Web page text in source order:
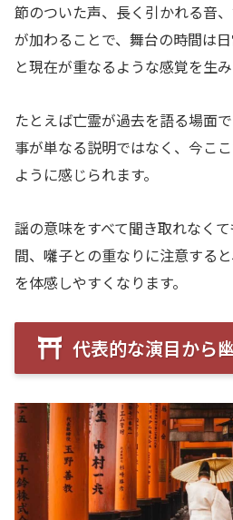
節のついた声、長く引かれる音
が加わることで、舞台の時間は
と現在が重なるような感覚を生み
たとえば亡霊が過去を語る場面
事が単なる説明ではなく、今こ
ように感じられます。
謡の意味をすべて聞き取れなくて
間、囃子との重なりに注意する
を体感しやすくなります。
代表的な演目から